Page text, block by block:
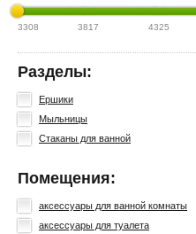
3308 3817 4325
Разделы:
Ершики
Мыльницы
Стаканы для ванной
Помещения:
аксессуары для ванной комнаты
аксессуары для туалета